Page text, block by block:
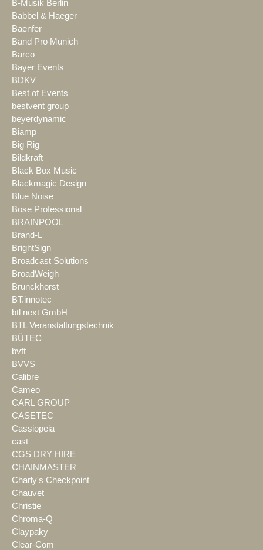
B-Musik Berlin
Babbel & Haeger
Baenfer
Band Pro Munich
Barco
Bayer Events
BDKV
Best of Events
bestvent group
beyerdynamic
Biamp
Big Rig
Bildkraft
Black Box Music
Blackmagic Design
Blue Noise
Bose Professional
BRAINPOOL
Brand-L
BrightSign
Broadcast Solutions
BroadWeigh
Brunckhorst
BT.innotec
btl next GmbH
BTL Veranstaltungstechnik
BÜTEC
bvft
BVVS
Calibre
Cameo
CARL GROUP
CASETEC
Cassiopeia
cast
CGS DRY HIRE
CHAINMASTER
Charly's Checkpoint
Chauvet
Christie
Chroma-Q
Claypaky
Clear-Com